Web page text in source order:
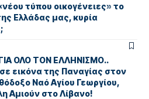
τύπου οικογένειες» το
Ελλάδας μας, κυρία
ΟΛΟ ΤΟΝ ΕΛΛΗΝΙΣΜΟ..
εικόνα της Παναγίας στον
Ναό Αγίου Γεωργίου,
Αμιούν στο Λίβανο!